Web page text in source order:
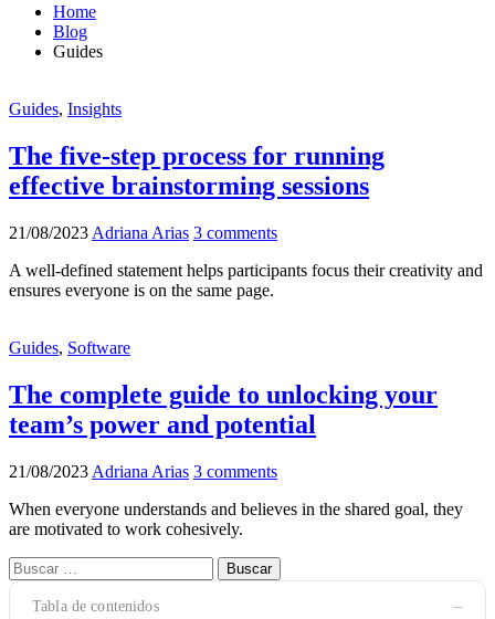
Home
Blog
Guides
Guides, Insights
The five-step process for running
effective brainstorming sessions
21/08/2023 Adriana Arias 3 comments
A well-defined statement helps participants focus their creativity and
ensures everyone is on the same page.
Guides, Software
The complete guide to unlocking your
team’s power and potential
21/08/2023 Adriana Arias 3 comments
When everyone understands and believes in the shared goal, they
are motivated to work cohesively.
Buscar:
Tabla de contenidos −